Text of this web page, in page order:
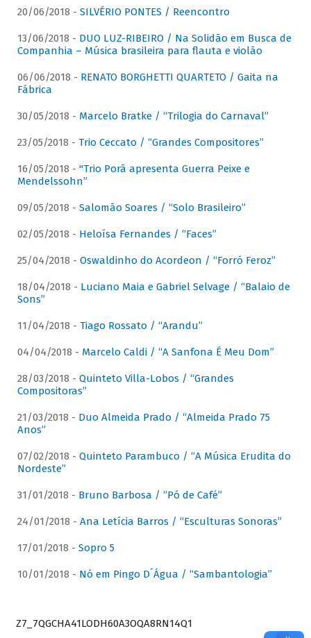
20/06/2018 - SILVÉRIO PONTES / Reencontro
13/06/2018 - DUO LUZ-RIBEIRO / Na Solidão em Busca de
Companhia – Música brasileira para flauta e violão
06/06/2018 - RENATO BORGHETTI QUARTETO / Gaita na
Fábrica
30/05/2018 - Marcelo Bratke / “Trilogia do Carnaval”
23/05/2018 - Trio Ceccato / “Grandes Compositores”
16/05/2018 - "Trio Porã apresenta Guerra Peixe e
Mendelssohn”
09/05/2018 - Salomão Soares / “Solo Brasileiro”
02/05/2018 - Heloísa Fernandes / “Faces”
25/04/2018 - Oswaldinho do Acordeon / “Forró Feroz”
18/04/2018 - Luciano Maia e Gabriel Selvage / “Balaio de
Sons”
11/04/2018 - Tiago Rossato / “Arandu”
04/04/2018 - Marcelo Caldi / “A Sanfona É Meu Dom”
28/03/2018 - Quinteto Villa-Lobos / “Grandes
Compositoras”
21/03/2018 - Duo Almeida Prado / “Almeida Prado 75
Anos”
07/02/2018 - Quinteto Parambuco / “A Música Erudita do
Nordeste”
31/01/2018 - Bruno Barbosa / “Pó de Café”
24/01/2018 - Ana Letícia Barros / “Esculturas Sonoras”
17/01/2018 - Sopro 5
10/01/2018 - Nó em Pingo D´Água / “Sambantologia”
Z7_7QGCHA41LODH60A3OQA8RN14Q1